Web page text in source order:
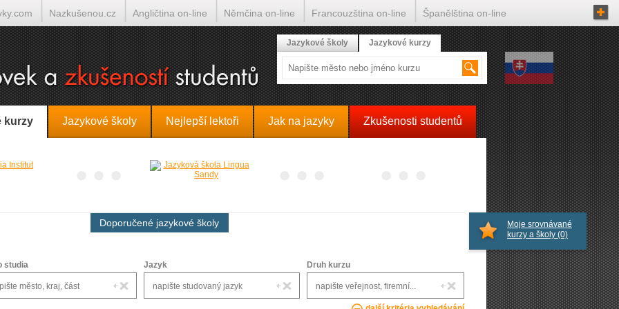
kurzy Jazykové školy Nejlepší lektoři Jak na jazyky Zkušenosti studentů
Doporučené jazykové školy
studia Jazyk Druh kurzu
Moje srovnávané
kurzy a školy (0)
Jazykové školy Jazykové kurzy
Nazkušenou.cz Angličtina on-line Němčina on-line Francouzština on-line Španělština on-line